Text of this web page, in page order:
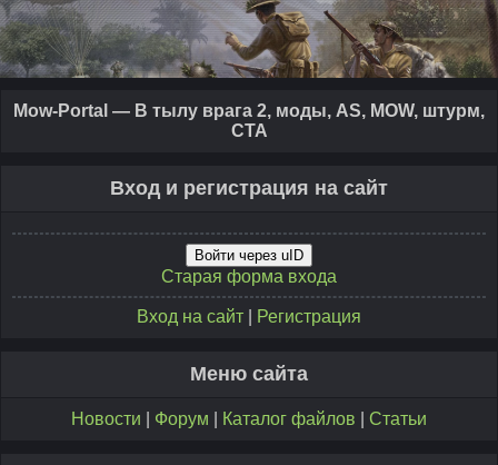
Mow-Portal — В тылу врага 2, моды, AS, MOW, штурм,
CTA
Вход и регистрация на сайт
Войти через uID
Старая форма входа
Вход на сайт Регистрация
Меню сайта
Новости Форум Каталог файлов Статьи